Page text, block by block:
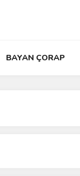
BAYAN ÇORAP